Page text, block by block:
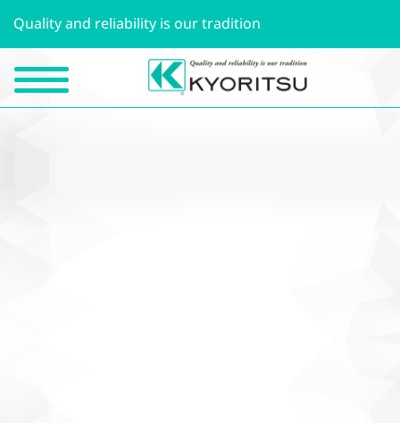
Quality and reliability is our tradition